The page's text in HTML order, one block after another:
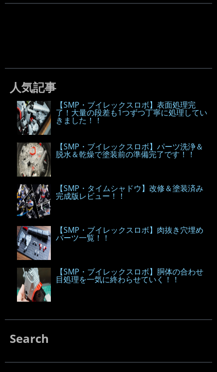
人気記事
【SMP・ブイレックスロボ】表面処理完
了！大量の段差も1つずつ丁寧に処理してい
きました！！
【SMP・ブイレックスロボ】パーツ洗浄＆
脱水＆乾燥で塗装前の準備完了です！！
【SMP・タイムシャドウ】改修＆塗装済み
完成版レビュー！！
【SMP・ブイレックスロボ】肉抜き穴埋め
パーツ一覧！！
【SMP・ブイレックスロボ】胴体の合わせ
目処理を一気に終わらせていく！！
Search